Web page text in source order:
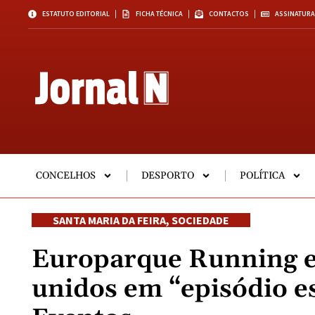
ESTATUTO EDITORIAL FICHA TÉCNICA CONTACTOS
CONCELHOS DESPORTO POLÍTICA
SANTA MARIA DA FEIRA, SOCIEDADE
Europarque Running
unidos em “episódio